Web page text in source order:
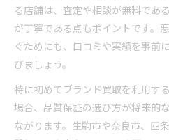
る店舗は、査定や相談が無料であ
が丁寧である点もポイントです。
ぐためにも、口コミや実績を事前
びましょう。
特に初めてブランド買取を利用す
場合、品質保証の選び方が将来的
ながります。生駒市や奈良市、四